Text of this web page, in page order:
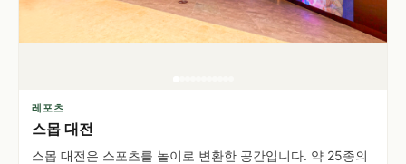
레포츠
스몹 대전
스몹 대전은 스포츠를 놀이로 변환한 공간입니다. 약 25종의